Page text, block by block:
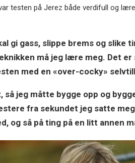
testen på Jerez både verdifull og
gi gass, slippe brems og slike
må jeg lære meg. Det
med en «over-cocky»
jeg måtte bygge opp og
fra sekundet jeg satte
og så på ting på en litt annen